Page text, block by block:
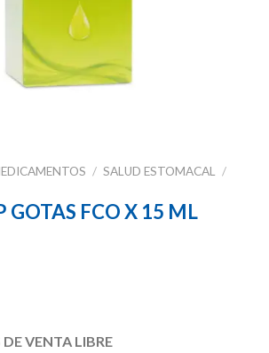
/ SALUD ESTOMACAL
/
GOTAS FCO X 15 ML
VENTA LIBRE